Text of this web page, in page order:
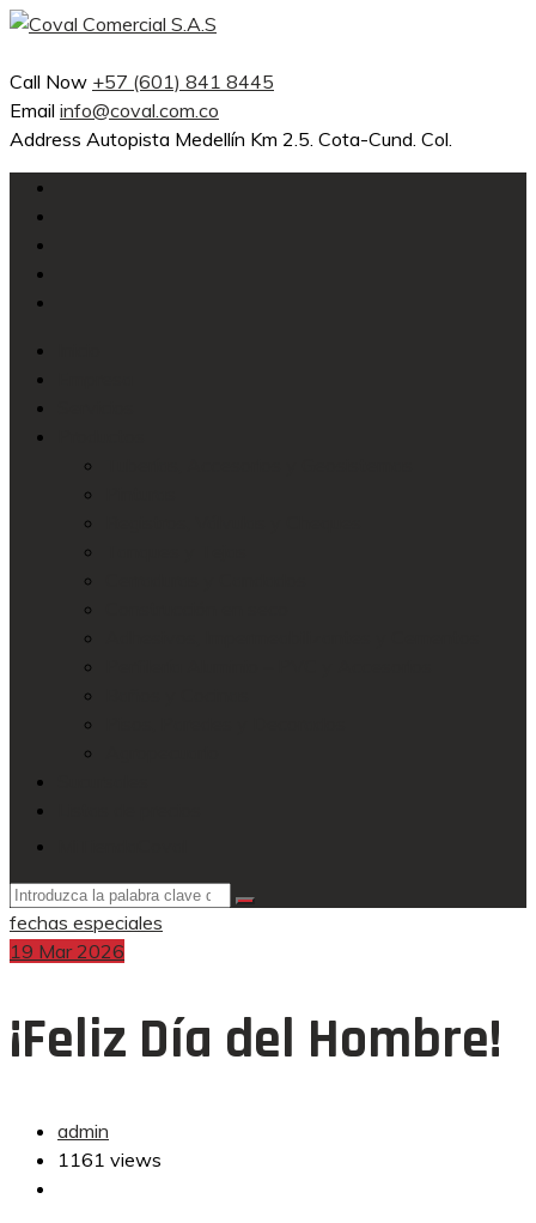
Skip
content
Call Now +57 (601) 841 8445
Email info@coval.com.co
Address Autopista Medellín Km 2.5. Cota-Cund. Col.
fechas especiales
19 Mar 2026
¡Feliz Día del Hombre!
admin
1161 views